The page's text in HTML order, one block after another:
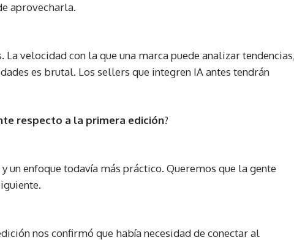
aprovecharla.
velocidad con la que una marca puede analizar
es brutal. Los sellers que integren IA antes tendrán
respecto a la primera edición?
un enfoque todavía más práctico. Queremos que la gente
nos confirmó que había necesidad de conectar al